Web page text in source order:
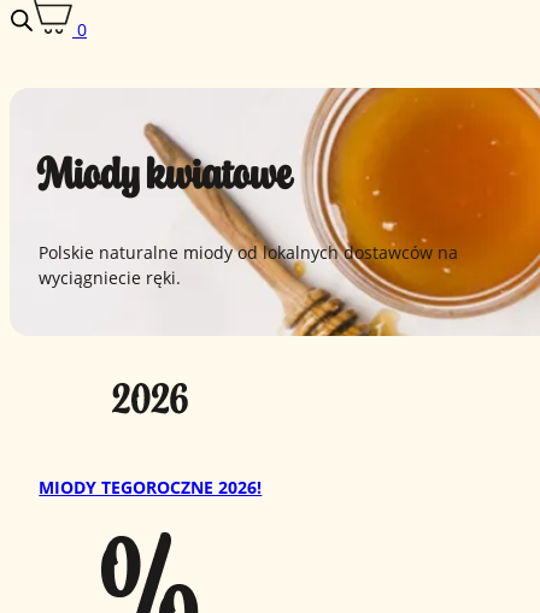
0
Miody kwiatowe
Polskie naturalne miody od lokalnych dostawców na
wyciągniecie ręki.
MIODY TEGOROCZNE 2026!